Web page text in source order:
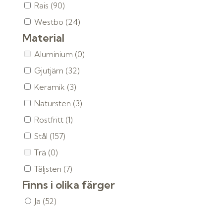
Rais (90)
Westbo (24)
Material
Aluminium (0)
Gjutjärn (32)
Keramik (3)
Natursten (3)
Rostfritt (1)
Stål (157)
Trä (0)
Täljsten (7)
Finns i olika färger
Ja (52)